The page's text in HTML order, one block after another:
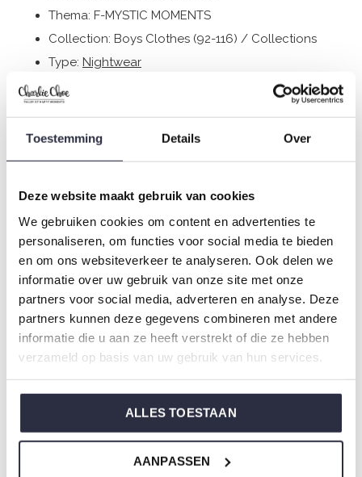
Toestemming Details Over
Deze website maakt gebruik van cookies
We gebruiken cookies om content en advertenties te
personaliseren, om functies voor social media te bieden
en om ons websiteverkeer te analyseren. Ook delen we
informatie over uw gebruik van onze site met onze
partners voor social media, adverteren en analyse. Deze
partners kunnen deze gegevens combineren met andere
informatie die u aan ze heeft verstrekt of die ze hebben
verzameld op basis van uw gebruik van hun services.
ALLES TOESTAAN
AANPASSEN
Thema: F-MYSTIC MOMENTS
Collection: Boys Clothes (92-116) / Collections
Type: Nightwear
Gender: Boys
Composition: 100% Polyester
Charlie Choe's nightwear is made of wonderfully soft
jersey and has a perfect fit.
Are you not sure which size you need when buying our
nightwear?
Clickherefor Charlie Choe's size chart.
Not to forget